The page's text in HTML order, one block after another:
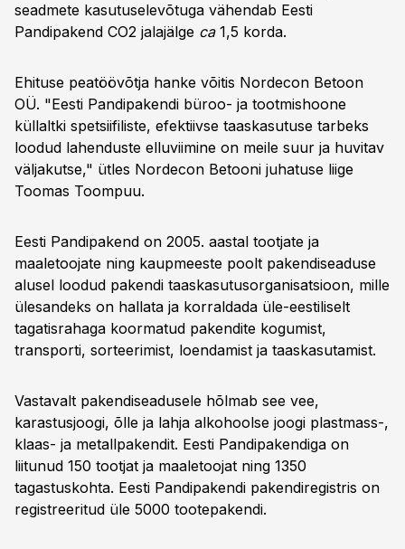
seadmete kasutuselevõtuga vähendab Eesti
Pandipakend CO2 jalajälge ca1,5 korda.
Ehituse peatöövõtja hanke võitis Nordecon Betoon
OÜ. "Eesti Pandipakendi büroo- ja tootmishoone
küllaltki spetsiifiliste, efektiivse taaskasutuse tarbeks
loodud lahenduste elluviimine on meile suur ja huvitav
väljakutse," ütles Nordecon Betooni juhatuse liige
Toomas Toompuu.
Eesti Pandipakend on 2005. aastal tootjate ja
maaletoojate ning kaupmeeste poolt pakendiseaduse
alusel loodud pakendi taaskasutusorganisatsioon, mille
ülesandeks on hallata ja korraldada üle-eestiliselt
tagatisrahaga koormatud pakendite kogumist,
transporti, sorteerimist, loendamist ja taaskasutamist.
Vastavalt pakendiseadusele hõlmab see vee,
karastusjoogi, õlle ja lahja alko­hoolse joogi plastmass-,
klaas- ja metallpakendit. Eesti Pandipakendiga on
liitunud 150 tootjat ja maaletoojat ning 1350
tagastuskohta. Eesti Pandipakendi pakendiregistris on
registreeritud üle 5000 tootepakendi.